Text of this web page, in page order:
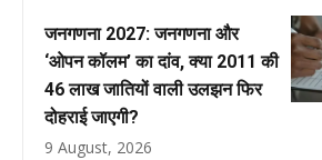
जनगणना 2027: जनगणना और
‘ओपन कॉलम’ का दांव, क्या 2011 की
46 लाख जातियों वाली उलझन फिर
दोहराई जाएगी?
9 August, 2026